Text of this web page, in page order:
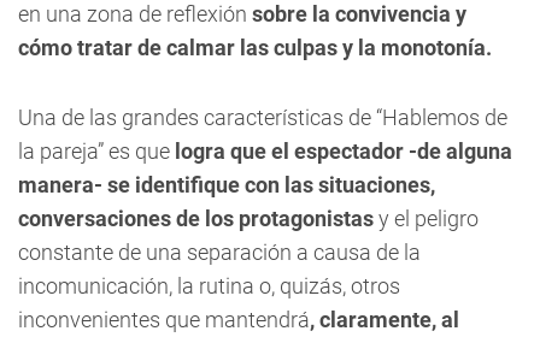
en una zona de reflexión sobre la convivencia y
cómo tratar de calmar las culpas y la monotonía.
Una de las grandes características de “Hablemos de
la pareja” es que logra que el espectador -de alguna
manera- se identifique con las situaciones,
conversaciones de los protagonistasy el peligro
constante de una separación a causa de la
incomunicación, la rutina o, quizás, otros
inconvenientes que mantendrá, claramente, al